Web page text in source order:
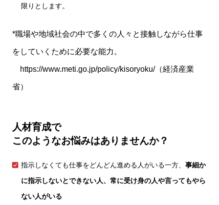
限りとします。
*職場や地域社会の中で多くの人々と接触しながら仕事
をしていくために必要な能力。
https://www.meti.go.jp/policy/kisoryoku/（経済産業
省）
人材育成で
このようなお悩みはありませんか？
指示しなくても仕事をどんどん進める人がいる一方、事細か
に指示しないとできない人、常に受け身の人や言ってもやら
ない人がいる